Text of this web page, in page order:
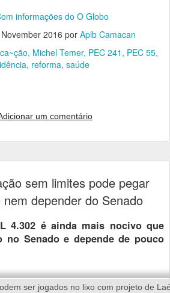
informações do O Globo
2016 por Aplb Camacan
Michel Temer PEC 241 PEC 55
reforma saúde
um comentário
sem limites pode pegar
nem depender do Senado
4.302 é ainda mais nocivo que
no Senado e depende de pouco
ser jogados no lixo com projeto de